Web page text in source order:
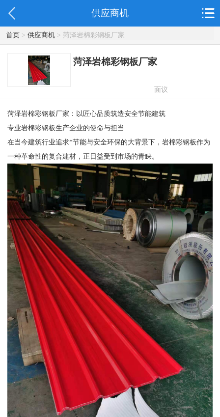
供应商机
首页> 供应商机> 菏泽岩棉彩钢板厂家
菏泽岩棉彩钢板厂家
面议
菏泽岩棉彩钢板厂家：以匠心品质筑造安全节能建筑
专业岩棉彩钢板生产企业的使命与担当
在当今建筑行业追求*节能与安全环保的大背景下，岩棉彩钢板作为
一种革命性的复合建材，正日益受到市场的青睐。